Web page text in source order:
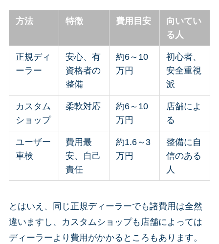
方法 特徴 費用目安
向いてい
る人
正規ディ
ーラー
安心、有
資格者の
整備
約6～10
万円
初心者、
安全重視
派
カスタム
ショップ
柔軟対応
約6～10
万円
店舗によ
る
ユーザー
車検
費用最
安、自己
責任
約1.6～3
万円
整備に自
信のある
人
とはいえ、同じ正規ディーラーでも諸費用は全然
違いますし、カスタムショップも店舗によっては
ディーラーより費用がかかるところもあります。